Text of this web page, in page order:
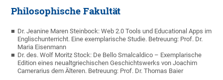
Philosophische Fakultät
Dr. Jeanine Maren Steinbock: Web 2.0 Tools und Educational Apps im
Englischunterricht. Eine exemplarische Studie. Betreuung: Prof. Dr.
Maria Eisenmann
Dr. des. Wolf Moritz Stock: De Bello Smalcaldico – Exemplarische
Edition eines neualtgriechischen Geschichtswerks von Joachim
Camerarius dem Älteren. Betreuung: Prof. Dr. Thomas Baier